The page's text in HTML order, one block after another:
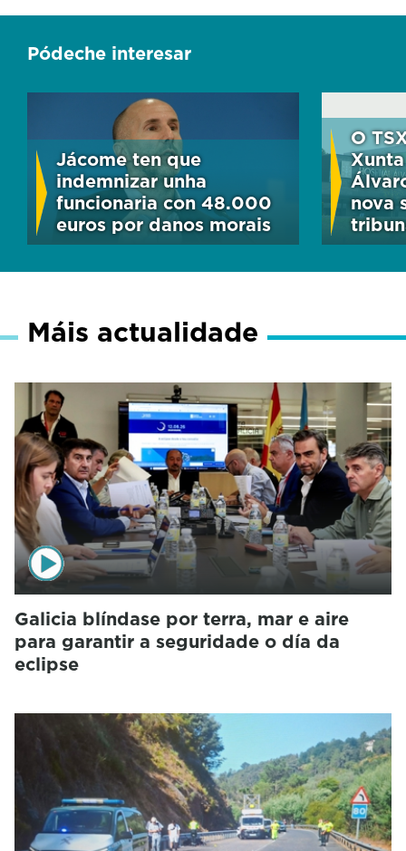
Pódeche interesar
Jácome ten que
indemnizar unha
funcionaria con 48.000
euros por danos morais
O
nova
Máis actualidade
Galicia blíndase por terra, mar e aire
para garantir a seguridade o día da
eclipse